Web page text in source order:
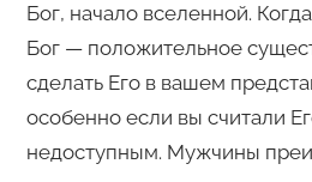
Бог, начало вселенной.
Бог — положительное
сделать Его в вашем
особенно если вы считали
недоступным. Мужчины